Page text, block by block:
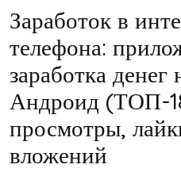
Заработок в
телефона:
заработка денег
Андроид (ТОП-
просмотры,
вложений